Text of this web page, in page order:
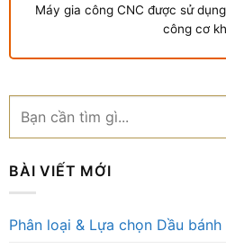
Máy gia công CNC được sử
công cơ
BÀI VIẾT MỚI
Phân loại & Lựa chọn Dầu